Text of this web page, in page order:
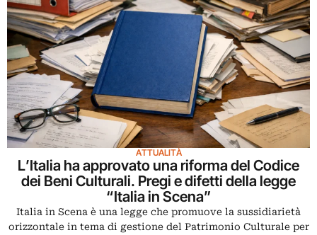
ATTUALITÀ
L’Italia ha approvato una riforma del Codice
dei Beni Culturali. Pregi e difetti della legge
“Italia in Scena”
Italia in Scena è una legge che promuove la sussidiarietà
orizzontale in tema di gestione del Patrimonio Culturale per